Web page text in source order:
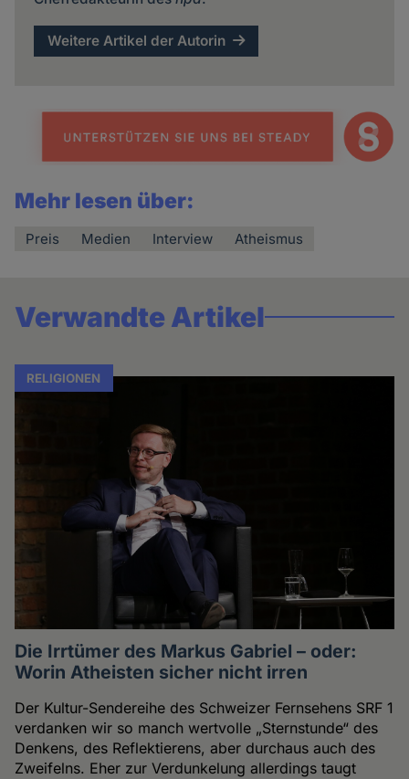
Weitere Artikel der Autorin
Mehr lesen über:
Preis Medien Interview Atheismus
Verwandte Artikel
RELIGIONEN
Die Irrtümer des Markus Gabriel – oder:
Worin Atheisten sicher nicht irren
Der Kultur-Sendereihe des Schweizer Fernsehens SRF 1
verdanken wir so manch wertvolle „Sternstunde“ des
Denkens, des Reflektierens, aber durchaus auch des
Zweifelns. Eher zur Verdunkelung allerdings taugt